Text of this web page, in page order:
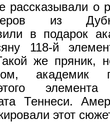
рассказывали о
из
в подарок
118-й
же пряник,
академик
этого
Теннеси.
этот